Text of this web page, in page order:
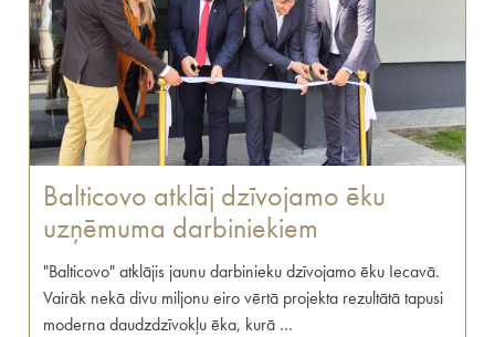
Balticovo atklāj dzīvojamo ēku
uzņēmuma darbiniekiem
"Balticovo" atklājis jaunu darbinieku dzīvojamo ēku Iecavā.
Vairāk nekā divu miljonu eiro vērtā projekta rezultātā tapusi
moderna daudzdzīvokļu ēka, kurā …